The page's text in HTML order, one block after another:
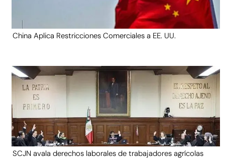
China Aplica Restricciones Comerciales a EE. UU.
SCJN avala derechos laborales de trabajadores agrícolas